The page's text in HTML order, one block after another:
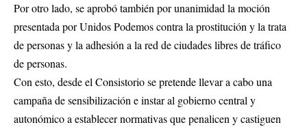
Por otro lado, se aprobó también por unanimidad la moción
presentada por Unidos Podemos contra la prostitución y la trata
de personas y la adhesión a la red de ciudades libres de tráfico
de personas.
Con esto, desde el Consistorio se pretende llevar a cabo una
campaña de sensibilización e instar al gobierno central y
autonómico a establecer normativas que penalicen y castiguen